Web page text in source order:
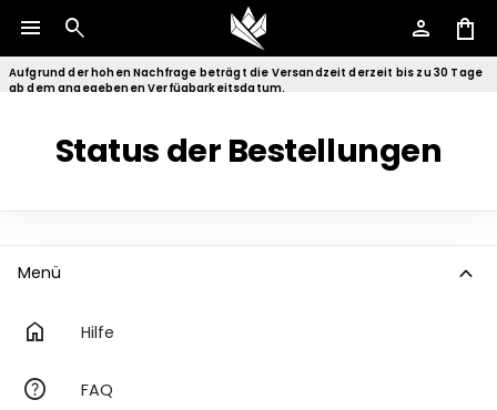
menu search person shopping_bag
Aufgrund der hohen Nachfrage beträgt die Versandzeit derzeit bis zu 30 Tage
ab dem angegebenen Verfügbarkeitsdatum.
Status der Bestellungen
Menü
expand_more
home
Hilfe
help FAQ